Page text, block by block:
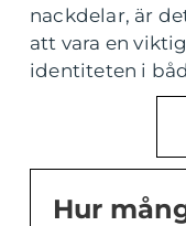
nackdelar, är
att vara en
identiteten i
Hur